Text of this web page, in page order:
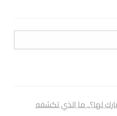
لها؟.. ما الذي تكشفه